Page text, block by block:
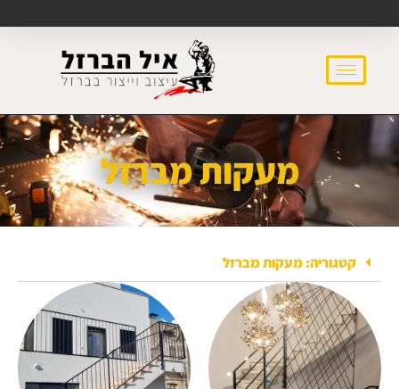
מעקות מברזל
קטגוריה: מעקות מברזל